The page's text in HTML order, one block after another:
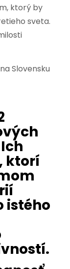
ktorý by
sveta.
Slovensku
ktorí
istého